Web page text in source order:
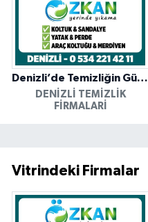
Denizli’de Temizliğin Güvenilir Adresi: Özkan Yerinde Yıkama
DENIZLI TEMIZLIK
FIRMALARI
Vitrindeki Firmalar